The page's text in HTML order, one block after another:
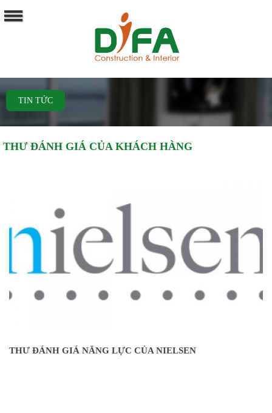
TIN TỨC
THƯ ĐÁNH GIÁ CỦA KHÁCH HÀNG
THƯ ĐÁNH GIÁ NĂNG LỰC CỦA NIELSEN